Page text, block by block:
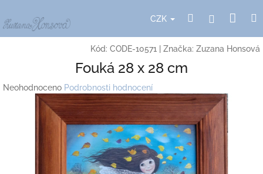
na
obsah
CZK HledatPřihlášení
Kód: CODE-10571 Značka: Zuzana Honsová
Fouká 28 x 28 cm
Průměrné
hodnocení
Neohodnoceno Podrobnosti hodnocení